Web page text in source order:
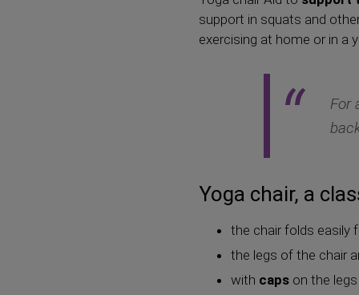
support in squats and
exercising at home or in a
For
Yoga chair, a
the chair folds easily
the legs of the chair
with caps on the